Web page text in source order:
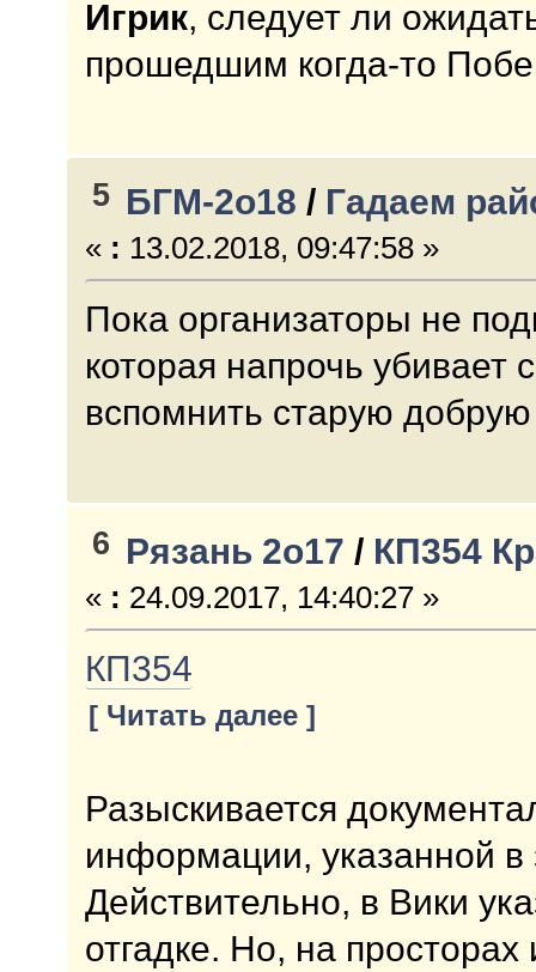
Игрик, следует ли
прошедшим когда-то
5 БГМ-2о18 / Гадаем
« : 13.02.2018, 09:47:58 »
Пока организаторы не
которая напрочь убивает
вспомнить старую
6 Рязань 2о17 / КП354
« : 24.09.2017, 14:40:27 »
КП354
[ Читать далее ]
Разыскивается
информации, указанной в
Действительно, в Вики
отгадке. Но, на